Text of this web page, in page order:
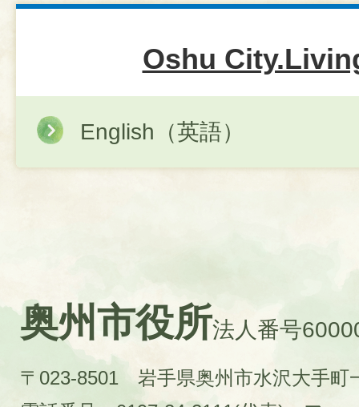
Oshu
English（英語）
奥州市役所法人番号
〒023-8501 岩手県奥州市水沢大手町